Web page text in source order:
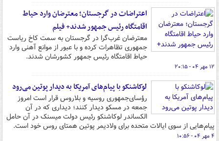
اعتراضات در گرجستان؛ معترضان وارد حیاط
اقامتگاه رئیس جمهور شدند+ فیلم
معترضان غرب‌گرا در گرجستان به سمت کاخ ریاست
جمهوری تظاهرات کرده و با عبور از موانع آهنی وارد
حیاط اقامتگاه رئیس جمهور کشورشان شدند.
۱۲ مهر ۰۴ - ۲۰:۱۵
لوکاشنکو با پیام‌های آمریکا به دیدار پوتین می‌رود
رؤسای‌جمهوری روسیه و بلاروس قرار است امروز
جمعه در مسکو دیدار کنند؛ دیداری که در آن
الکساندر لوکاشنکو رئیس دولت میسنک در آن حامل
پیام‌هایی از سوی ایالات متحده برای ولادیمر پوتین همتای روس خود است.
۴ مهر ۰۴ - ۱۰:۵۶